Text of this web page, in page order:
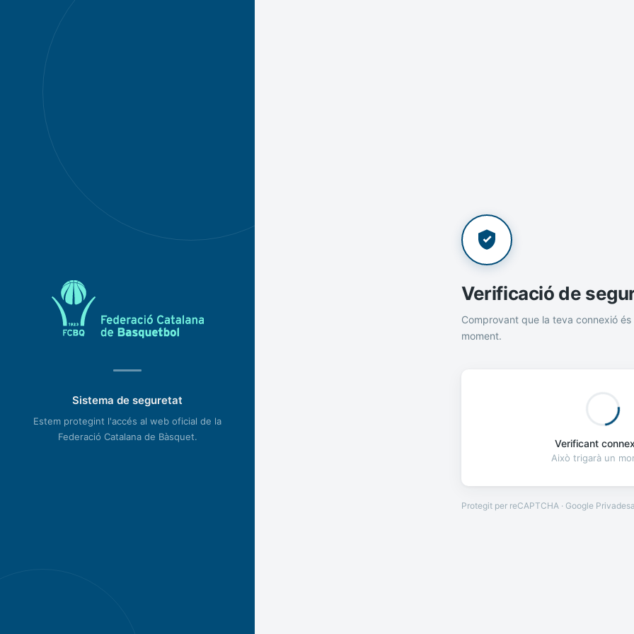
Sistema de seguretat
Estem protegint l'accés al web oficial de la
Federació Catalana de Bàsquet.
Verificació de
Comprovant que la teva connexió és
moment.
Verificant
Això trigarà un
Protegit per reCAPTCHA · Google Privadesa